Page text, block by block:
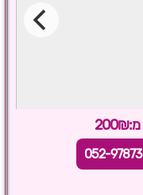
052-